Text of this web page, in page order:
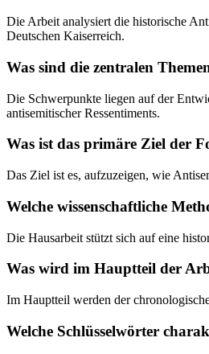
Die Arbeit analysiert die historische
Deutschen Kaiserreich.
Was sind die zentralen
Die Schwerpunkte liegen auf der
antisemitischer Ressentiments.
Was ist das primäre Ziel der
Das Ziel ist es, aufzuzeigen, wie
Welche wissenschaftliche
Die Hausarbeit stützt sich auf eine
Was wird im Hauptteil der
Im Hauptteil werden der
Welche Schlüsselwörter